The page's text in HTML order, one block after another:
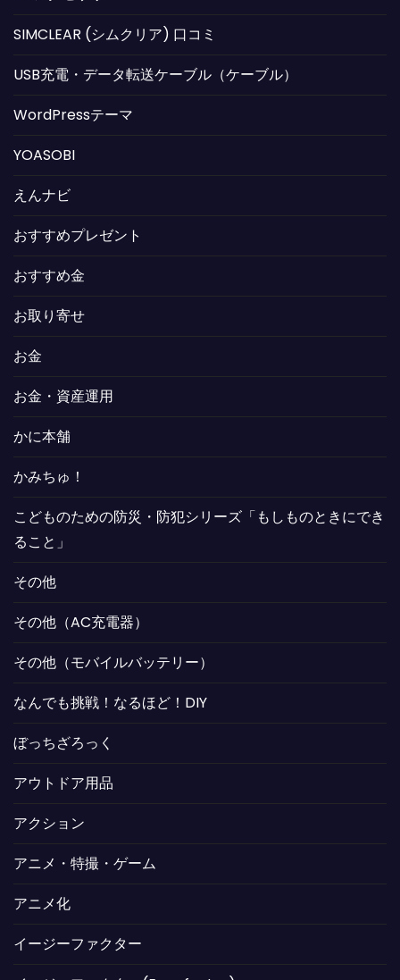
SIMCLEAR (シムクリア) 口コミ
USB充電・データ転送ケーブル（ケーブル）
WordPressテーマ
YOASOBI
えんナビ
おすすめプレゼント
おすすめ金
お取り寄せ
お金
お金・資産運用
かに本舗
かみちゅ！
こどものための防災・防犯シリーズ「もしものときにでき
ること」
その他
その他（AC充電器）
その他（モバイルバッテリー）
なんでも挑戦！なるほど！DIY
ぼっちざろっく
アウトドア用品
アクション
アニメ・特撮・ゲーム
アニメ化
イージーファクター